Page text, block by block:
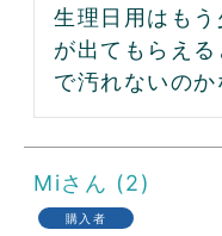
生理日用はも
が出てもらえ
で汚れないのか
Mi 2
購入者